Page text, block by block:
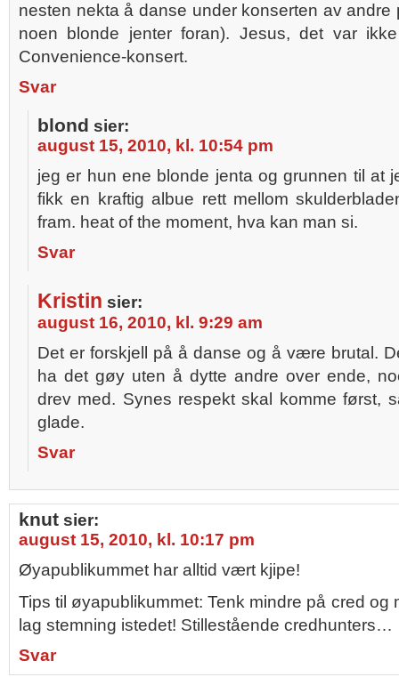
nesten nekta å danse under konserten av andre
noen blonde jenter foran). Jesus, det var
Convenience-konsert.
Svar
blond sier:
august 15, 2010, kl. 10:54 pm
jeg er hun ene blonde jenta og grunnen til at
fikk en kraftig albue rett mellom
fram. heat of the moment, hva kan man si.
Svar
Kristin sier:
august 16, 2010, kl. 9:29 am
Det er forskjell på å danse og å være brutal.
ha det gøy uten å dytte andre over ende,
drev med. Synes respekt skal komme først,
glade.
Svar
knut sier:
august 15, 2010, kl. 10:17 pm
Øyapublikummet har alltid vært kjipe!
Tips til øyapublikummet: Tenk mindre på cred og
lag stemning istedet! Stillestående credhunters…
Svar